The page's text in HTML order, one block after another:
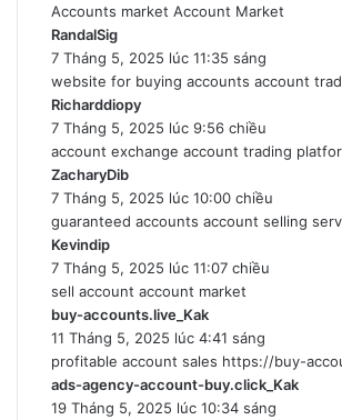
ế
:
Accounts market Account Market
RandalSig
i
ế
t
:
7 Tháng 5, 2025 lúc 11:35 sáng
website for buying accounts account
Richarddiopy
i
ế
:
7 Tháng 5, 2025 lúc 9:56 chiều
account exchange account trading
ZacharyDib
i
ế
:
7 Tháng 5, 2025 lúc 10:00 chiều
guaranteed accounts account selling
Kevindip
i
ế
t
:
7 Tháng 5, 2025 lúc 11:07 chiều
sell account account market
buy-accounts.live_Kak
i
ế
t
:
11 Tháng 5, 2025 lúc 4:41 sáng
profitable account sales https://buy-
ads-agency-account-buy.click_Kak
19 Tháng 5, 2025 lúc 10:34 sáng